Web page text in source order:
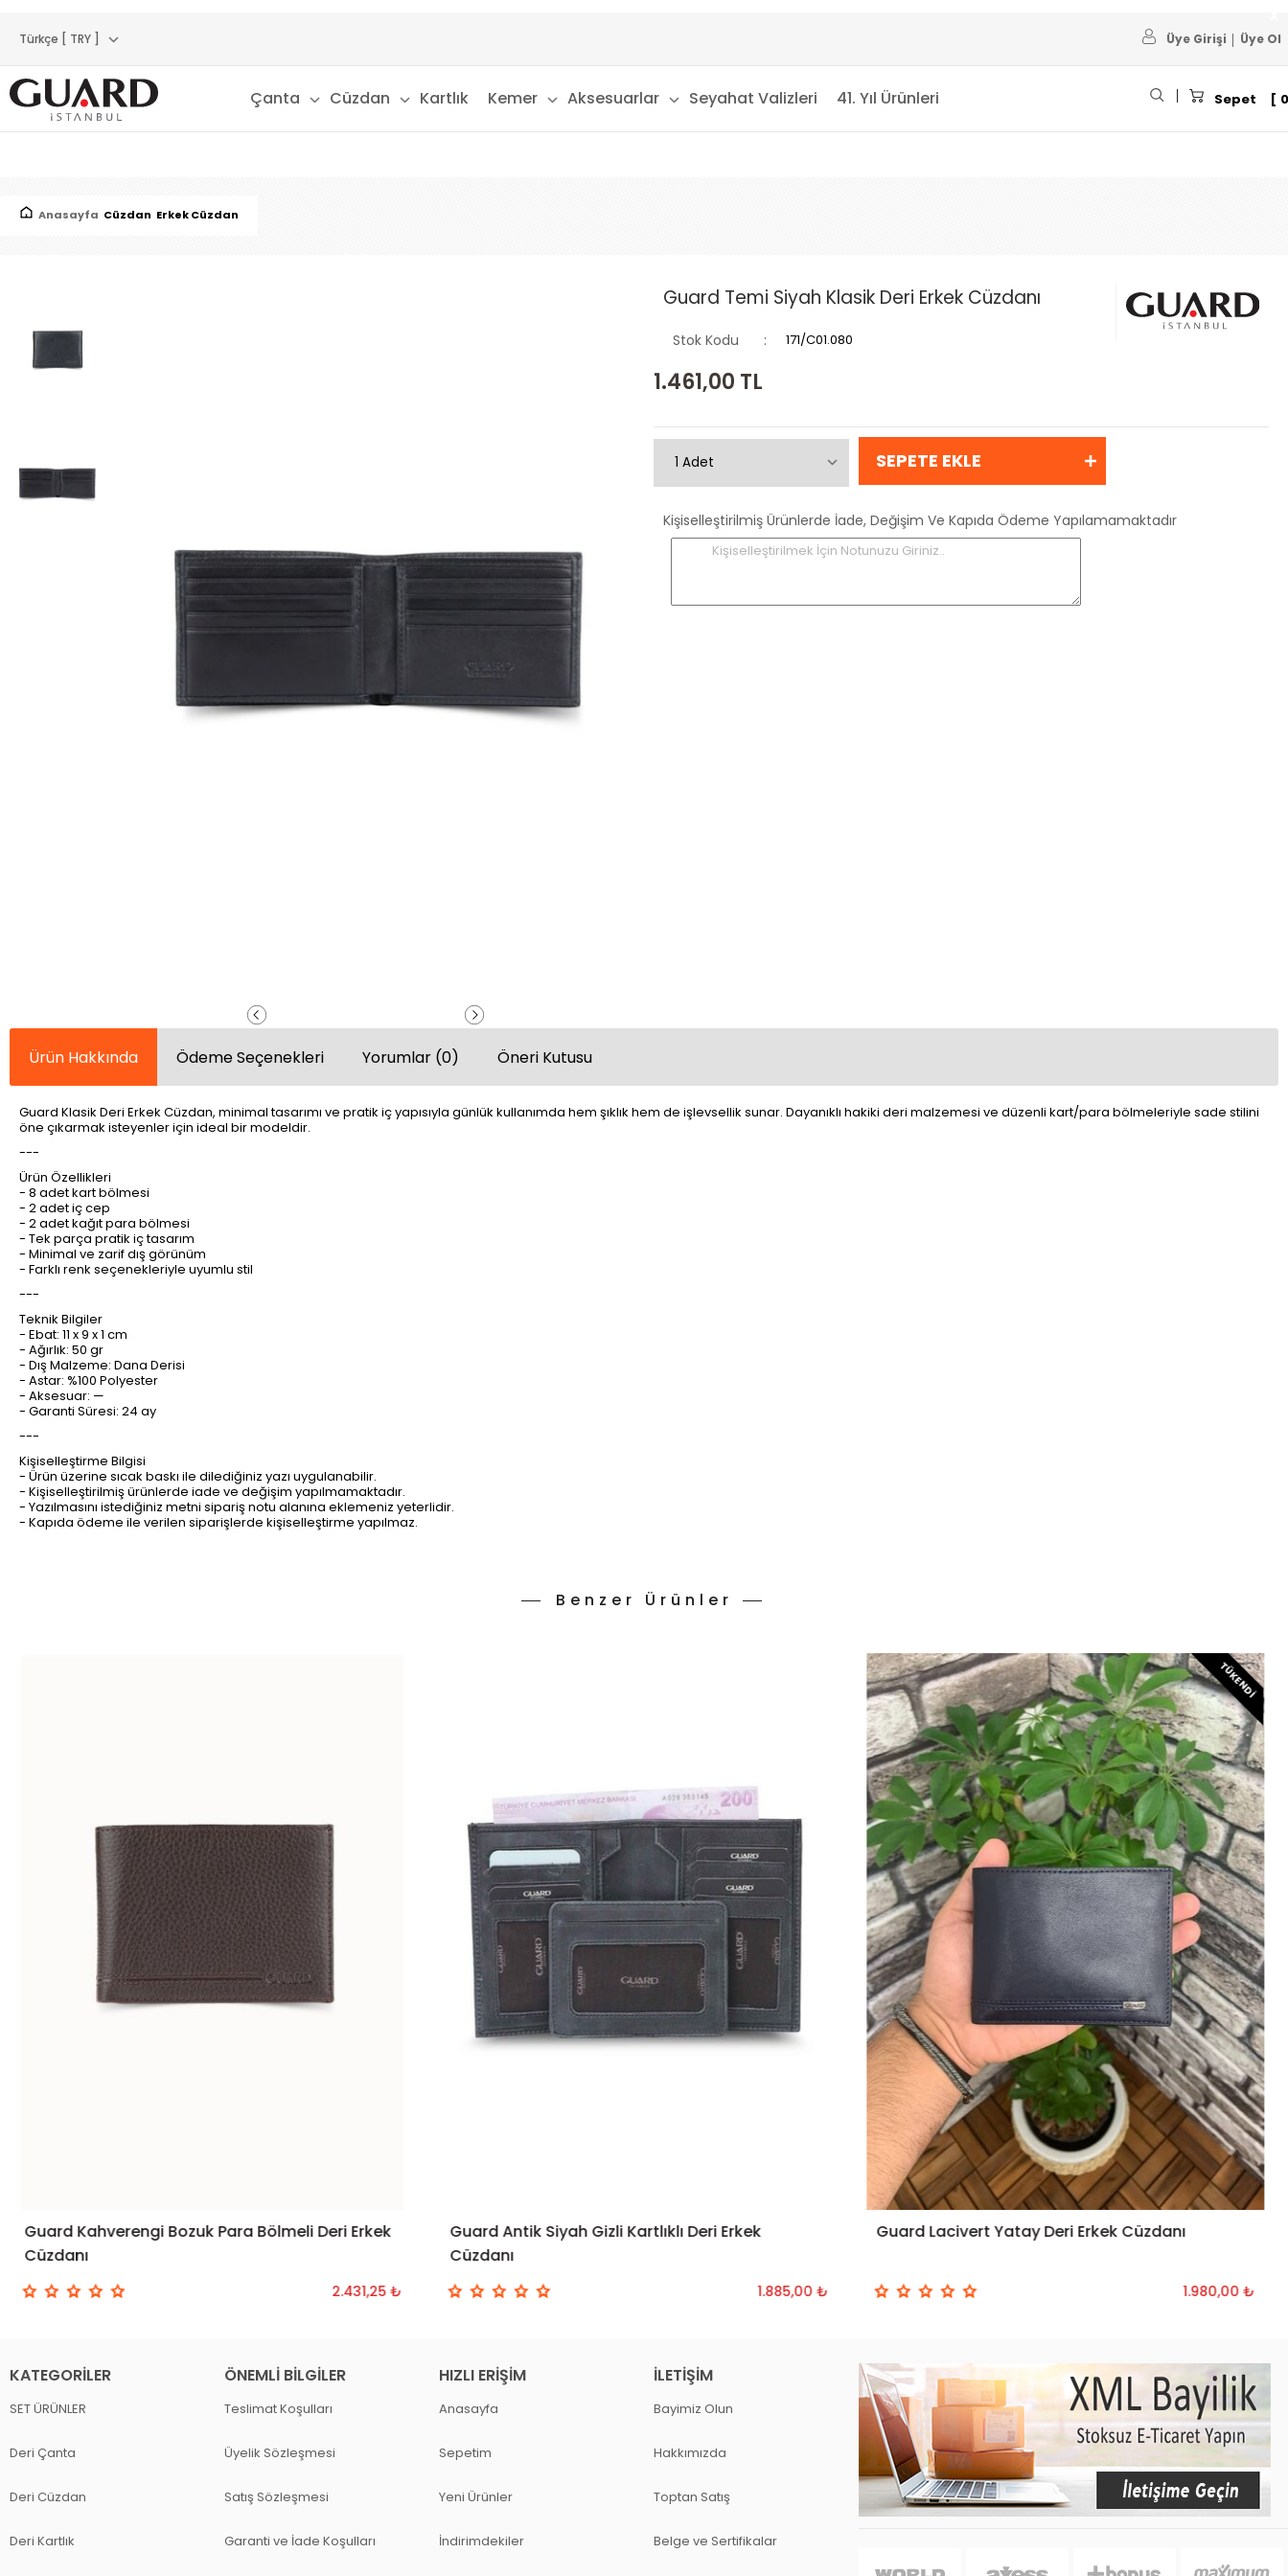
Türkçe [ TRY ] Üye Girişi Üye Ol
Çanta Cüzdan Kartlık Kemer Aksesuarlar Seyahat Valizleri 41. Yıl Ürünleri Sepet 0
Anasayfa Cüzdan Erkek Cüzdan
Guard Temi Siyah Klasik Deri Erkek Cüzdanı
Stok Kodu 171/C01.080
1.461,00 TL
SEPETE EKLE
Kişiselleştirilmiş Ürünlerde İade, Değişim Ve Kapıda Ödeme Yapılamamaktadır
Kişiselleştirilmek İçin Notunuzu Giriniz..
Ürün Hakkında Ödeme Seçenekleri Yorumlar (0) Öneri Kutusu
Guard Klasik Deri Erkek Cüzdan, minimal tasarımı ve pratik iç yapısıyla günlük kullanımda hem şıklık hem de işlevsellik sunar. Dayanıklı hakiki deri malzemesi ve düzenli kart/para bölmeleriyle sade stilini
öne çıkarmak isteyenler için ideal bir modeldir.
---
Ürün Özellikleri
- 8 adet kart bölmesi
- 2 adet iç cep
- 2 adet kağıt para bölmesi
- Tek parça pratik iç tasarım
- Minimal ve zarif dış görünüm
- Farklı renk seçenekleriyle uyumlu stil
---
Teknik Bilgiler
- Ebat: 11 x 9 x 1 cm
- Ağırlık: 50 gr
- Dış Malzeme: Dana Derisi
- Astar: %100 Polyester
- Aksesuar: —
- Garanti Süresi: 24 ay
---
Kişiselleştirme Bilgisi
- Ürün üzerine sıcak baskı ile dilediğiniz yazı uygulanabilir.
- Kişiselleştirilmiş ürünlerde iade ve değişim yapılmamaktadır.
- Yazılmasını istediğiniz metni sipariş notu alanına eklemeniz yeterlidir.
- Kapıda ödeme ile verilen siparişlerde kişiselleştirme yapılmaz.
Benzer Ürünler
SEPETE EKLE
Guard Kahverengi Bozuk Para Bölmeli Deri Erkek
Cüzdanı
2.431,25 ₺
SEPETE EKLE
Guard Antik Siyah Gizli Kartlıklı Deri Erkek
Cüzdanı
1.885,00 ₺
TÜKENDI
Guard Lacivert Yatay Deri Erkek Cüzdanı
1.980,00 ₺
KATEGORILER
SET ÜRÜNLER
Deri Çanta
Deri Cüzdan
Deri Kartlık
ÖNEMLI BILGILER
Teslimat Koşulları
Üyelik Sözleşmesi
Satış Sözleşmesi
Garanti ve İade Koşulları
HIZLI ERIŞIM
Anasayfa
Sepetim
Yeni Ürünler
İndirimdekiler
İLETIŞIM
Bayimiz Olun
Hakkımızda
Toptan Satış
Belge ve Sertifikalar